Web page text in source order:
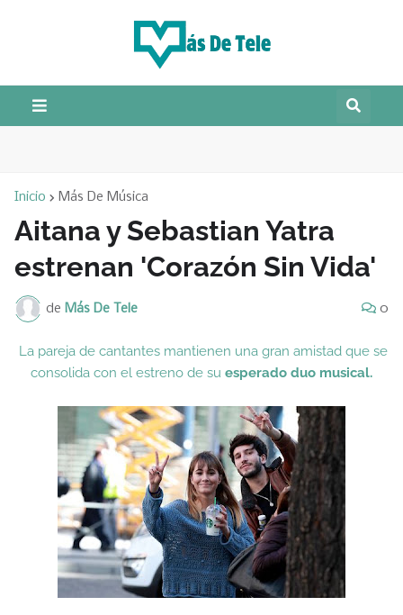
Inicio Más De Música
Aitana y Sebastian Yatra
estrenan 'Corazón Sin Vida'
de Más De Tele 0
La pareja de cantantes mantienen una gran amistad que se
consolida con el estreno de su esperado duo musical.